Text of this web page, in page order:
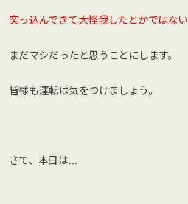
突っ込んできて大怪我したとかではない
まだマシだったと思うことにします。
皆様も運転は気をつけましょう。
さて、本日は…